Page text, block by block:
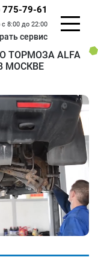
775-79-61
8:00 до 22:00
сервис
ТОРМОЗА ALFA
МОСКВЕ